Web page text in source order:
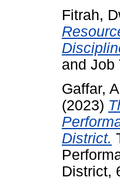
Fitrah,
and Job
Gaffar,
(2023)
District.
District,